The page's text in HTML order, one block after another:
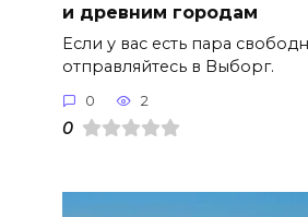
и древним городам
Если у вас есть пара
отправляйтесь в Выборг.
0 2
0